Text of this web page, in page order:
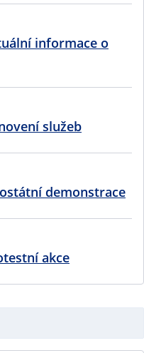
informace o
služeb
demonstrace
akce